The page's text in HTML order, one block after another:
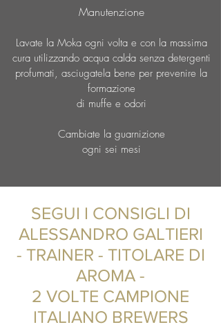
Manutenzione
Lavate la Moka ogni volta e con la massima
cura utilizzando acqua calda senza detergenti
profumati, asciugatela bene per prevenire la
formazione
di muffe e odori
Cambiate la guarnizione
ogni sei mesi
SEGUI I CONSIGLI DI
ALESSANDRO GALTIERI
- TRAINER - TITOLARE DI
AROMA -
2 VOLTE CAMPIONE
ITALIANO BREWERS